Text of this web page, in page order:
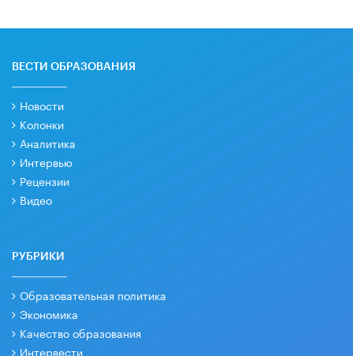
ВЕСТИ ОБРАЗОВАНИЯ
Новости
Колонки
Аналитика
Интервью
Рецензии
Видео
РУБРИКИ
Образовательная политика
Экономика
Качество образования
Интервести